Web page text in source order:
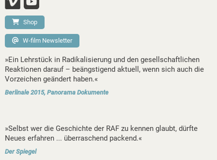
Shop
W-film Newsletter
»Ein Lehrstück in Radikalisierung und den gesellschaftlichen
Reaktionen darauf – beängstigend aktuell, wenn sich auch die
Vorzeichen geändert haben.«
Berlinale 2015, Panorama Dokumente
»Selbst wer die Geschichte der RAF zu kennen glaubt, dürfte
Neues erfahren ... überraschend packend.«
Der Spiegel